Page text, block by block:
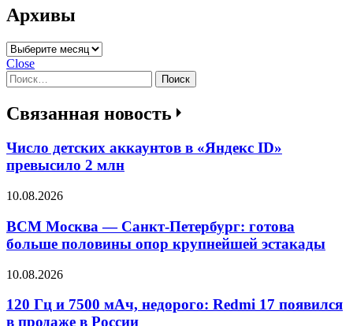
Архивы
Архивы
Close
Найти:
Связанная новость
Число детских аккаунтов в «Яндекс ID»
превысило 2 млн
10.08.2026
ВСМ Москва — Санкт-Петербург: готова
больше половины опор крупнейшей эстакады
10.08.2026
120 Гц и 7500 мАч, недорого: Redmi 17 появился
в продаже в России